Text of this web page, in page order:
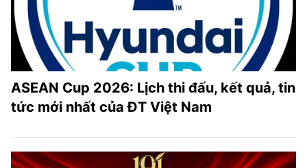
ASEAN Cup 2026: Lịch thi đấu, kết quả, tin
tức mới nhất của ĐT Việt Nam